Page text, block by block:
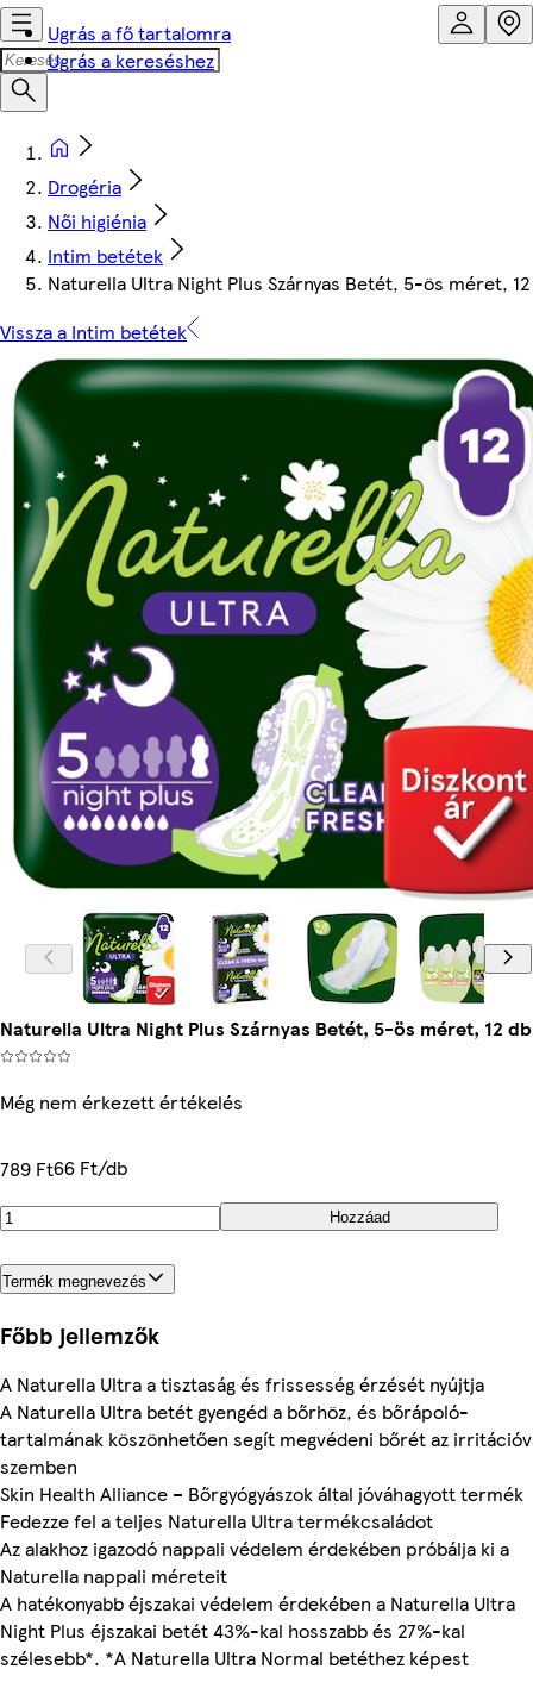
Ugrás a fő tartalomra
Ugrás a kereséshez
Drogéria
Női higiénia
Intim betétek
Naturella Ultra Night Plus Szárnyas Betét, 5-ös méret,
Vissza a Intim betétek
Naturella Ultra Night Plus Szárnyas Betét, 5-ös méret, 12 db
Még nem érkezett értékelés
789 Ft66 Ft/db
Hozzáad
Termék megnevezés
Főbb jellemzők
A Naturella Ultra a tisztaság és frissesség érzését nyújtja
A Naturella Ultra betét gyengéd a bőrhöz, és bőrápoló-
tartalmának köszönhetően segít megvédeni bőrét az
szemben
Skin Health Alliance – Bőrgyógyászok által jóváhagyott termék
Fedezze fel a teljes Naturella Ultra termékcsaládot
Az alakhoz igazodó nappali védelem érdekében próbálja ki a
Naturella nappali méreteit
A hatékonyabb éjszakai védelem érdekében a Naturella Ultra
Night Plus éjszakai betét 43%-kal hosszabb és 27%-kal
szélesebb*. *A Naturella Ultra Normal betéthez képest